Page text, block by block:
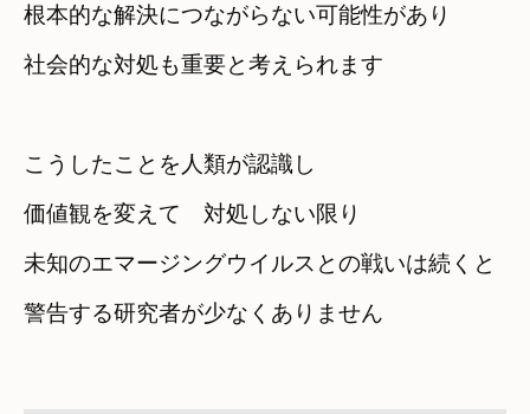
根本的な解決につながらない可能性があり
社会的な対処も重要と考えられます
こうしたことを人類が認識し
価値観を変えて　対処しない限り
未知のエマージングウイルスとの戦いは続くと